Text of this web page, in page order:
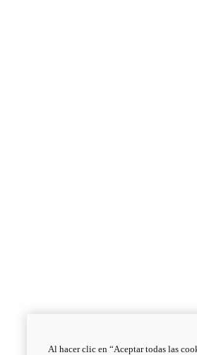
Al hacer clic en “Aceptar todas las